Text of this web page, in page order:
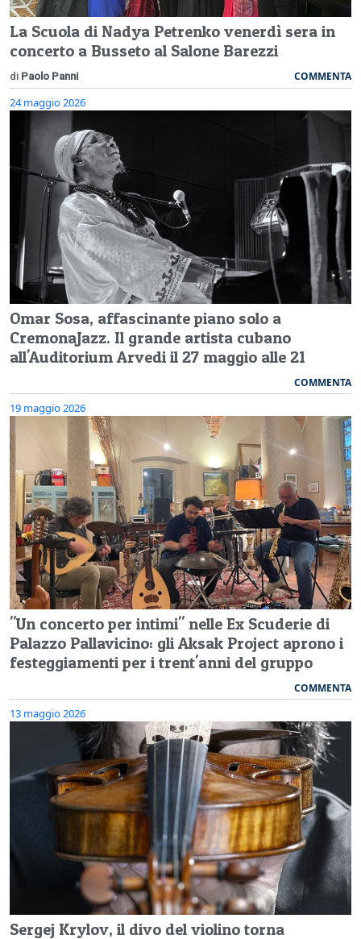
La Scuola di Nadya Petrenko venerdì sera in
concerto a Busseto al Salone Barezzi
di Paolo Panni COMMENTA
24 maggio 2026
Omar Sosa, affascinante piano solo a
CremonaJazz. Il grande artista cubano
all'Auditorium Arvedi il 27 maggio alle 21
COMMENTA
19 maggio 2026
"Un concerto per intimi" nelle Ex Scuderie di
Palazzo Pallavicino: gli Aksak Project aprono i
festeggiamenti per i trent'anni del gruppo
COMMENTA
13 maggio 2026
Sergej Krylov, il divo del violino torna